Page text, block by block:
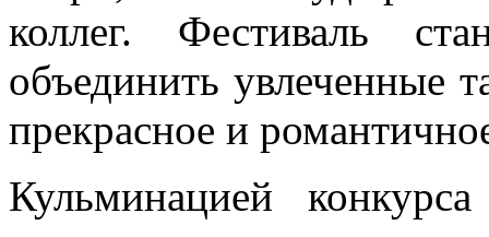
коллег. Фестиваль
объединить увлеченные
прекрасное и
Кульминацией